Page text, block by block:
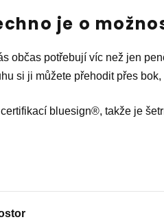
je o
občas potřebují víc než jen
si ji můžete přehodit přes
bluesign®, takže je